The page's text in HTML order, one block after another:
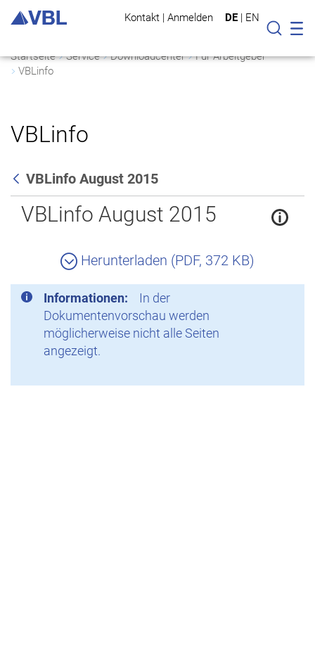
Kontakt | Anmelden DE | EN
Suche
Startseite Service Downloadcenter
Für Arbeitgeber
VBLinfo
VBLinfo
Zurück
VBLinfo August 2015
VBLinfo August 2015
Herunterladen (PDF, 372 KB)
Informationen:
In der
Dokumentenvorschau werden
möglicherweise nicht alle Seiten
angezeigt.